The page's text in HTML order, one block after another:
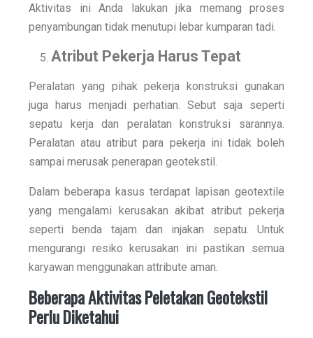
Aktivitas ini Anda lakukan jika memang proses
penyambungan tidak menutupi lebar kumparan tadi.
Atribut Pekerja Harus Tepat
Peralatan yang pihak pekerja konstruksi gunakan
juga harus menjadi perhatian. Sebut saja seperti
sepatu kerja dan peralatan konstruksi sarannya.
Peralatan atau atribut para pekerja ini tidak boleh
sampai merusak penerapan geotekstil.
Dalam beberapa kasus terdapat lapisan geotextile
yang mengalami kerusakan akibat atribut pekerja
seperti benda tajam dan injakan sepatu. Untuk
mengurangi resiko kerusakan ini pastikan semua
karyawan menggunakan attribute aman.
Beberapa Aktivitas Peletakan Geotekstil
Perlu Diketahui